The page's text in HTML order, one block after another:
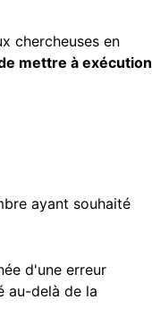
chercheuses en
mettre à exécution
ayant souhaité
d'une erreur
au-delà de la